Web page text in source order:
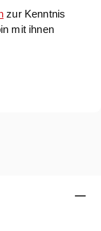
zur Kenntnis
mit ihnen